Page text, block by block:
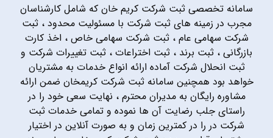
سامانه تخصصی ثبت شرکت کریم خان که شامل کارشناسان
مجرب در زمینه های ثبت شرکت با مسئولیت محدود ، ثبت
شرکت سهامی عام ، ثبت شرکت سهامی خاص ، اخذ کارت
بازرگانی ، ثبت برند ، ثبت اختراعات ، ثبت تغییرات شرکت و
ثبت انحلال شرکت آماده ارائه انواع خدمات به مشتریان
خواهد بود همچنین سامانه ثبت شرکت کریمخان ضمن ارائه
مشاوره رایگان به مدیران محترم ، نهایت سعی خود را در
راستای جلب رضایت آن ها نموده و تمامی خدمات ثبت
شرکت در را در کمترین زمان و به صورت آنلاین در اختیار